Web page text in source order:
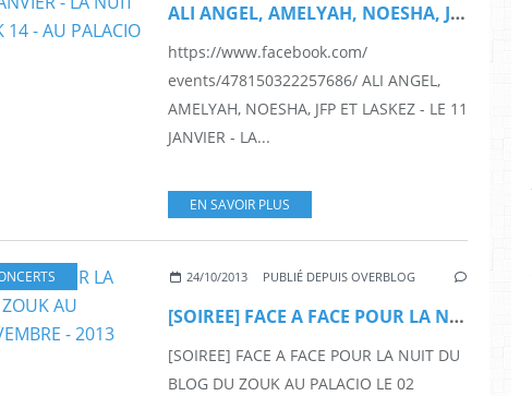
ALI ANGEL, AMELYAH, NOESHA, JFP ET LASKEZ - LE 11 JANVIER - LA NUIT DU BLOG DU ZOUK 14 - AU PALACIO
https://www.facebook.com/
events/478150322257686/ ALI ANGEL,
AMELYAH, NOESHA, JFP ET LASKEZ - LE 11
JANVIER - LA...
EN SAVOIR PLUS
24/10/2013 PUBLIÉ DEPUIS OVERBLOG
[SOIREE] FACE A FACE POUR LA NUIT DU BLOG DU ZOUK AU PALACIO LE 02 NOVEMBRE - 2013
[SOIREE] FACE A FACE POUR LA NUIT DU
BLOG DU ZOUK AU PALACIO LE 02